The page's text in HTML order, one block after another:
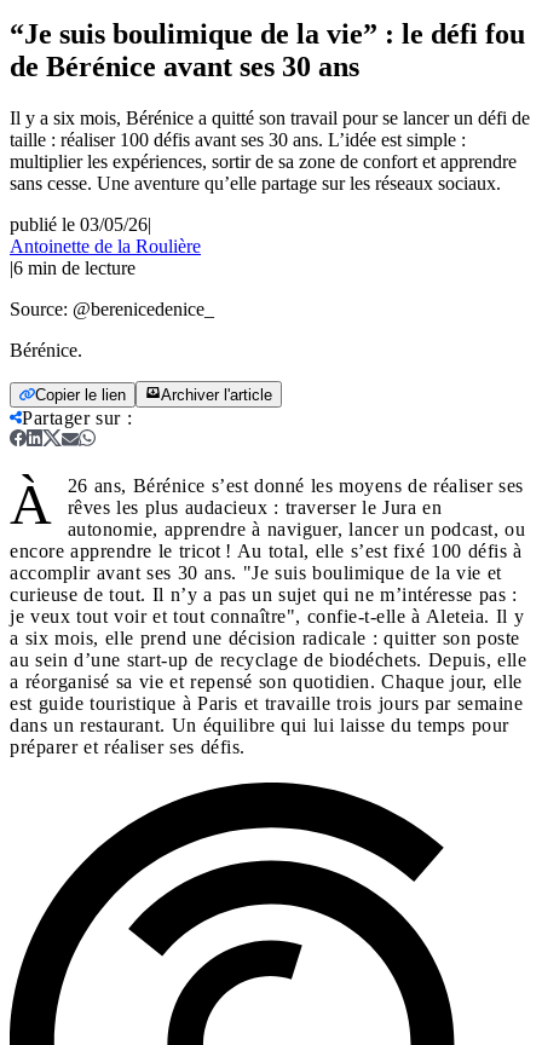
“Je suis boulimique de la vie” : le défi fou
de Bérénice avant ses 30 ans
Il y a six mois, Bérénice a quitté son travail pour se lancer un défi de
taille : réaliser 100 défis avant ses 30 ans. L’idée est simple :
multiplier les expériences, sortir de sa zone de confort et apprendre
sans cesse. Une aventure qu’elle partage sur les réseaux sociaux.
publié le 03/05/26|
Antoinette de la Roulière
|6 min de lecture
Source: @berenicedenice_
Bérénice.
Copier le lien Archiver l'article
Partager sur:
À
26 ans, Bérénice s’est donné les moyens de réaliser ses
rêves les plus audacieux : traverser le Jura en
autonomie, apprendre à naviguer, lancer un podcast, ou
encore apprendre le tricot ! Au total, elle s’est fixé 100 défis à
accomplir avant ses 30 ans. "Je suis boulimique de la vie et
curieuse de tout. Il n’y a pas un sujet qui ne m’intéresse pas :
je veux tout voir et tout connaître", confie-t-elle à Aleteia. Il y
a six mois, elle prend une décision radicale : quitter son poste
au sein d’une start-up de recyclage de biodéchets. Depuis, elle
a réorganisé sa vie et repensé son quotidien. Chaque jour, elle
est guide touristique à Paris et travaille trois jours par semaine
dans un restaurant. Un équilibre qui lui laisse du temps pour
préparer et réaliser ses défis.